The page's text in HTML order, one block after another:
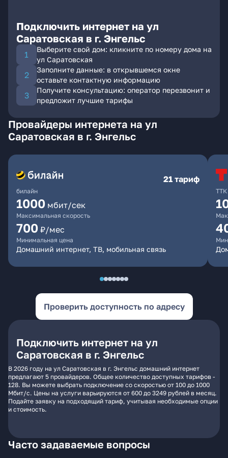
Подключить интернет на ул
Саратовская в г. Энгельс
Выберите свой дом: кликните по номеру дома на
ул Саратовская
Заполните данные: в открывшемся окне
оставьте контактную информацию
Получите консультацию: оператор перезвонит и
предложит лучшие тарифы
Провайдеры интернета на ул
Саратовская в г. Энгельс
билайн
21 тариф
1000 мбит/сек
Максимальная скорость
700 ₽/мес
Минимальная цена
Домашний интернет, ТВ, мобильная связь
ТТК
Проверить доступность по адресу
Подключить интернет на ул
Саратовская в г. Энгельс
В 2026 году на ул Саратовская в г. Энгельс домашний интернет
предлагают 5 провайдеров. Общее количество доступных тарифов -
128. Вы можете выбрать подключение со скоростью от 100 до 1000
Мбит/с. Цены на услуги варьируются от 600 до 3249 рублей в месяц.
Подайте заявку на подходящий тариф, учитывая необходимые опции
и стоимость.
Часто задаваемые вопросы